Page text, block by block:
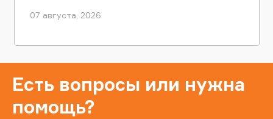
07 августа, 2026
Есть вопросы или нужна
помощь?